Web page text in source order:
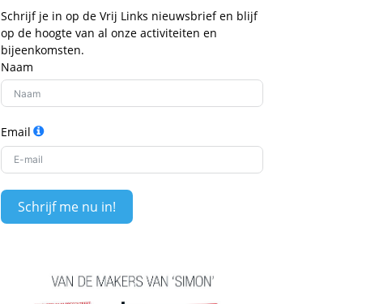
Schrijf je in op de Vrij Links nieuwsbrief en blijf
op de hoogte van al onze activiteiten en
bijeenkomsten.
Naam
Email
Schrijf me nu in!